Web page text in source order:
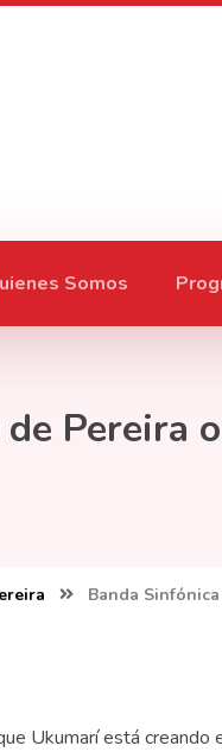
Somos
Pereira
Banda
Ukumarí está